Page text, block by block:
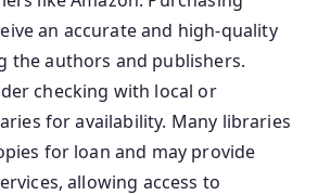
an accurate and high-quality
the authors and publishers.
checking with local or
for availability. Many libraries
for loan and may provide
allowing access to